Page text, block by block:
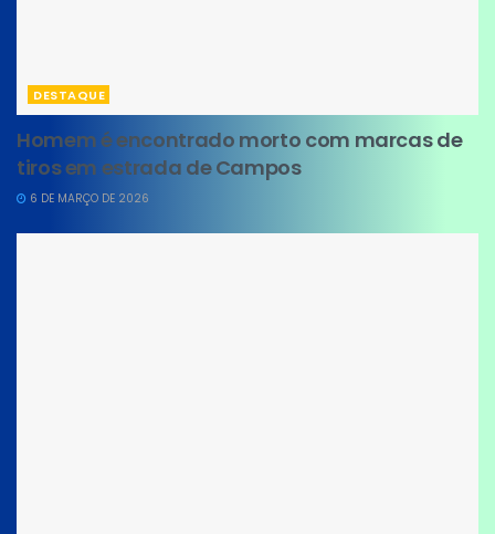
DESTAQUE
Homem é encontrado morto com marcas de
tiros em estrada de Campos
6 DE MARÇO DE 2026